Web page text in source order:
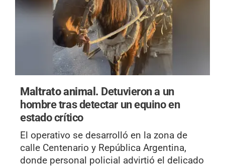
Maltrato animal. Detuvieron a un
hombre tras detectar un equino en
estado crítico
El operativo se desarrolló en la zona de
calle Centenario y República Argentina,
donde personal policial advirtió el delicado